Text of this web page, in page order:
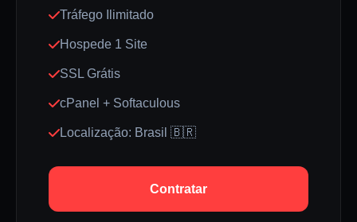
Tráfego Ilimitado
Hospede 1 Site
SSL Grátis
cPanel + Softaculous
Localização: Brasil 🇧🇷
Contratar